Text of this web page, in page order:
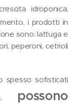
idroponica,
i prodotti in
sono: lattuga e
peperoni, cetrioli
spesso sofisticati
possono